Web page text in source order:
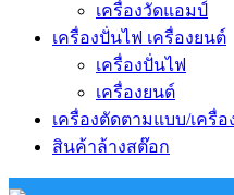
เครื่องวัดแอมป์
เครื่องปั่นไฟ เครื่องยนต์
เครื่องปั่นไฟ
เครื่องยนต์
เครื่องตัดตามแบบ/เครื่อ
สินค้าล้างสต๊อก